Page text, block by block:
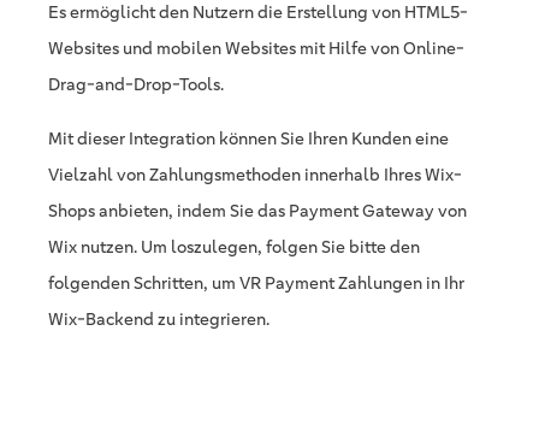
Es ermöglicht den Nutzern die Erstellung von HTML5-
Websites und mobilen Websites mit Hilfe von Online-
Drag-and-Drop-Tools.
Mit dieser Integration können Sie Ihren Kunden eine
Vielzahl von Zahlungsmethoden innerhalb Ihres Wix-
Shops anbieten, indem Sie das Payment Gateway von
Wix nutzen. Um loszulegen, folgen Sie bitte den
folgenden Schritten, um VR Payment Zahlungen in Ihr
Wix-Backend zu integrieren.